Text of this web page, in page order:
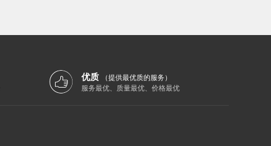
优质
（提供最优质的服务）
服务最优、质量最优、价格最优